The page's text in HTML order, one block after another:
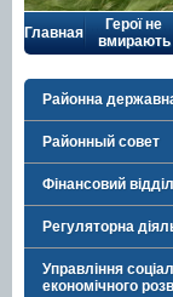
Главная
Герої не
вмирають
Районна
Районный совет
Фінансовий відділ
Регуляторна
Управління
економічного